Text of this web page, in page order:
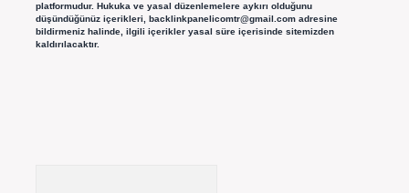
platformudur. Hukuka ve yasal düzenlemelere aykırı olduğunu
düşündüğünüz içerikleri, backlinkpanelicomtr@gmail.comadresine
bildirmeniz halinde, ilgili içerikler yasal süre içerisinde sitemizden
kaldırılacaktır.